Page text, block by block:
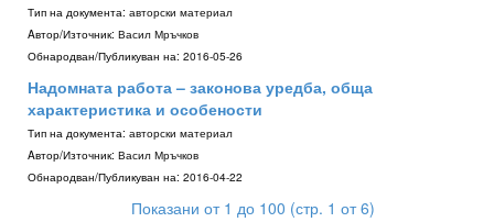
Тип на документа: авторски материал
Aвтор/Източник: Васил Мръчков
Обнародван/Публикуван на: 2016-05-26
Надомната работа – законова уредба, обща
характеристика и особености
Тип на документа: авторски материал
Aвтор/Източник: Васил Мръчков
Обнародван/Публикуван на: 2016-04-22
Показани от 1 до 100 (стр. 1 от 6)